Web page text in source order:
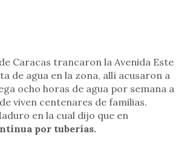
Caracas trancaron la Avenida Este
de agua en la zona, allí acusaron a
ocho horas de agua por semana a
viven centenares de familias.
en la cual dijo que en
por tuberías.